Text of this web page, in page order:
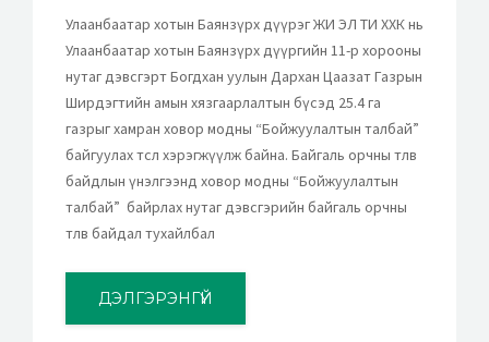
Улаанбаатар хотын Баянзүрх дүүрэг ЖИ ЭЛ ТИ ХХК нь
Улаанбаатар хотын Баянзүрх дүүргийн 11-р хорооны
нутаг дэвсгэрт Богдхан уулын Дархан Цаазат Газрын
Ширдэгтийн амын хязгаарлалтын бүсэд 25.4 га
газрыг хамран ховор модны “Бойжуулалтын талбай”
байгуулах төсөл хэрэгжүүлж байна. Байгаль орчны төлөв
байдлын үнэлгээнд ховор модны “Бойжуулалтын
талбай” байрлах нутаг дэвсгэрийн байгаль орчны
төлөв байдал тухайлбал
ДЭЛГЭРЭНГҮЙ